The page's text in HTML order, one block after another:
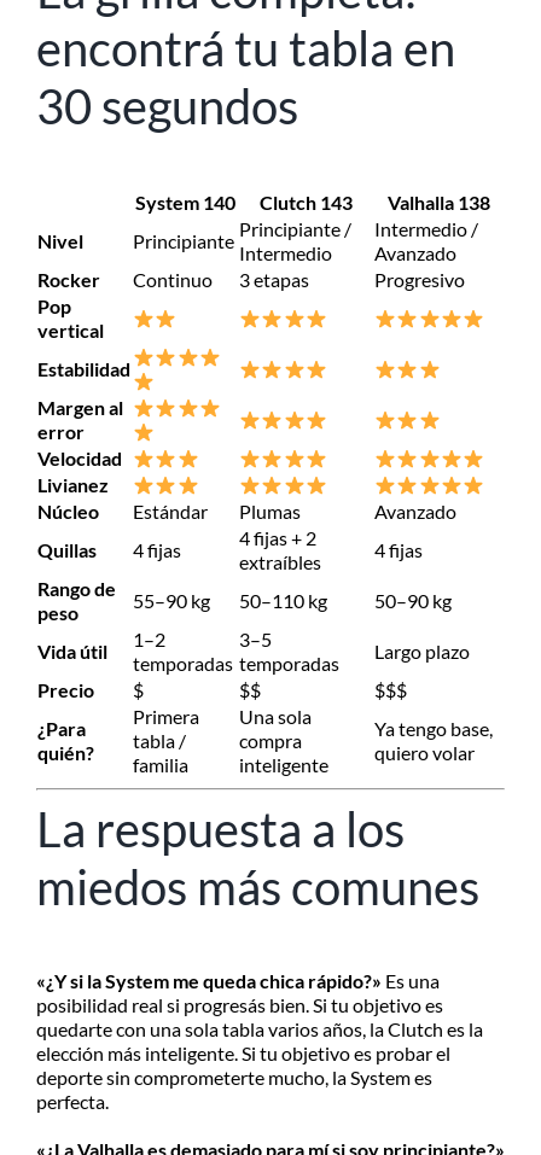
encontrá tu tabla en
30 segundos
System 140 Clutch 143
Valhalla 138
Nivel
Principiante
Principiante /
Intermedio
Intermedio /
Avanzado
Rocker
Continuo 3 etapas
Progresivo
Pop
vertical
Estabilidad
Margen al
error
Velocidad
Livianez
Núcleo
Estándar Plumas
Avanzado
Quillas
4 fijas
4 fijas + 2
extraíbles
4 fijas
Rango de
peso
55–90 kg 50–110 kg 50–90 kg
Vida útil
1–2
temporadas
3–5
temporadas
Largo plazo
Precio
$ $$
$$$
¿Para
quién?
Primera
tabla /
familia
Una sola
compra
inteligente
Ya tengo base,
quiero volar
La respuesta a los
miedos más comunes
«¿Y si la System me queda chica rápido?» Es una
posibilidad real si progresás bien. Si tu objetivo es
quedarte con una sola tabla varios años, la Clutch es la
elección más inteligente. Si tu objetivo es probar el
deporte sin comprometerte mucho, la System es
perfecta.
«¿La Valhalla es demasiado para mí si soy principiante?»